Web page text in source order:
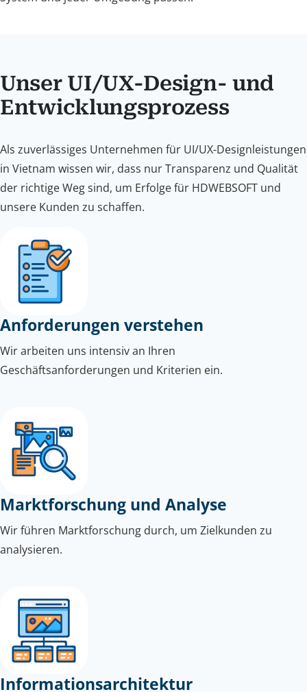
Unser UI/UX-Design- und
Entwicklungsprozess
Als zuverlässiges Unternehmen für UI/UX-Designleistungen
in Vietnam wissen wir, dass nur Transparenz und Qualität
der richtige Weg sind, um Erfolge für HDWEBSOFT und
unsere Kunden zu schaffen.
Anforderungen verstehen
Wir arbeiten uns intensiv an Ihren
Geschäftsanforderungen und Kriterien ein.
Marktforschung und Analyse
Wir führen Marktforschung durch, um Zielkunden zu
analysieren.
Informationsarchitektur